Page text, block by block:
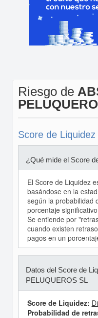
Riesgo de
Score de Liquidez
¿Qué mide el Score
El Score de Liquidez
basándose en la
según la probabilidad
porcentaje
Se entiende por
cuando existen
pagos en un
Datos del Score de
PELUQUEROS SL
Score de Liquidez:
Probabilidad de